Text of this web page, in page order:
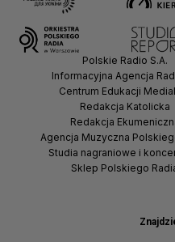
Polskie Radio S.A.
Informacyjna Agencja
Centrum Edukacji
Redakcja Katolicka
Redakcja
Agencja Muzyczna
Studia nagraniowe i
Sklep Polskiego